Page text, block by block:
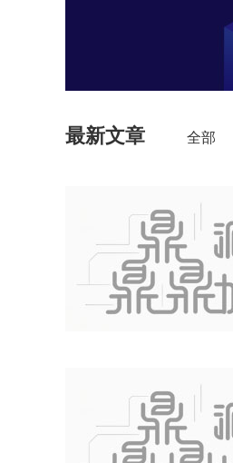
最新文章 全部